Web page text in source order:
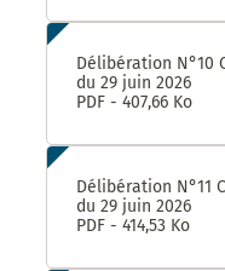
Délibération N°10
du 29 juin 2026
PDF - 407,66 Ko
Délibération N°11
du 29 juin 2026
PDF - 414,53 Ko